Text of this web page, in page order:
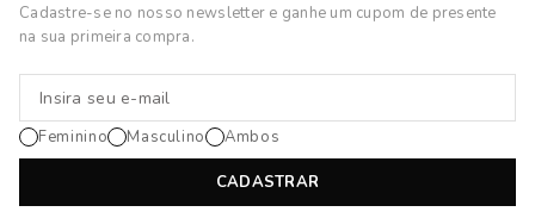
Cadastre-se no nosso newsletter e ganhe um cupom de presente
na sua primeira compra.
CADASTRAR
Feminino Masculino Ambos